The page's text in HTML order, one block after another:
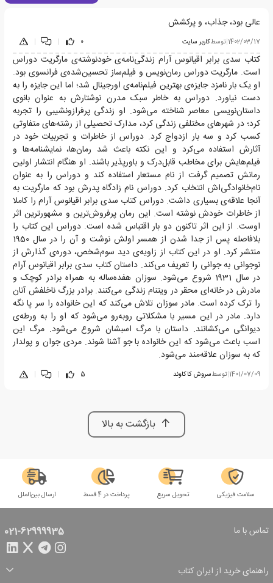
عالی بود، جذاب، و پرکشش
1402/03/17
|توسطکاربر سایت 0
|
|
کتاب سدی برابر اقیانوس آرام زندگی‌نامه‌ی خودنوشته‌ی مارگریت دوراس
است. مارگریت دوراس رمان‌نویس و فیلم‌ساز تحسین‌شده‌ی فرانسوی بود.
او یک بار نامزد جایزه‌ی بهترین فیلم‌نامه‌ی اورجینال شد؛ اما این جایزه را به
دست نیاورد. دوراس به خاطر سبک مدرن نوشتارش به عنوان بانوی
داستان‌نویسی معاصر شناخته می‌شود. او زندگی پرفرازونشیبی را تجربه
کرد؛ در شهرهای مختلفی زندگی کرد، مدارک تحصیلی از رشته‌های متفاوتی
کسب کرد و سه بار ازدواج کرد. دوراس از خاطرات و تجربیات خود در
آثارش استفاده می‌کرد و این نکته باعث شد رمان‌ها، نمایشنامه‌ها و
فیلم‌هایش برای مخاطب قابل‌درک و باورپذیر باشند. او هنگام انتشار اولین
رمانش تصمیم گرفت از نام مستعار استفاده کند و دوراس را به عنوان
نام‌خانوادگی‌اش انتخاب کرد. دوراس نام زادگاه پدرش بود که مارگریت به
آنجا علاقه‌ی بسیاری داشت. دوراس کتاب سدی برابر اقیانوس آرام را کاملا
از خاطرات خودش نوشته است. این رمان پرفروش‌ترین و مشهور‌ترین اثر
اوست. از این اثر تاکنون دو بار اقتباس شده است. دوراس این کتاب را
بلافاصله پس از جدا شدن از همسر اولش نوشت و آن را در سال 1950
منتشر کرد. او در این کتاب از زاویه‌ی دید سوم‌شخص، دوره‌ی گذارش از
نوجوانی به جوانی را تعریف می‌کند. داستان کتاب سدی برابر اقیانوس آرام
در سال 1931 شروع می‌شود. سوزان هفده‌ساله به همراه برادر کوچک و
مادرش در خانه‌ای محقر در ویتنام زندگی می‌کنند. برادر بزرگ ناخلفش آنان
را ترک کرده است. مادر سوزان تلاش می‌کند که این خانواده را سر پا نگه
دارد. مادر در این مسیر با مشکلاتی روبه‌رو می‌شود که او را به ورطه‌ی
دیوانگی می‌کشانند. داستان با مرگ اسبشان شروع می‌شود. مرگ این
اسب باعث می‌شود که این خانواده با جو آشنا شوند. مردی جوان و پولدار
که به سوزان علاقه‌مند می‌شود.
1401/07/09
|توسطسروش كاكاوند 5
|
|
بازگشت به بالا
سلامت فیزیکی تحویل سریع پرداخت در 4 قسط ارسال بین‌الملل
تماس با ما 021-62999935
راهنمای خرید از ایران کتاب